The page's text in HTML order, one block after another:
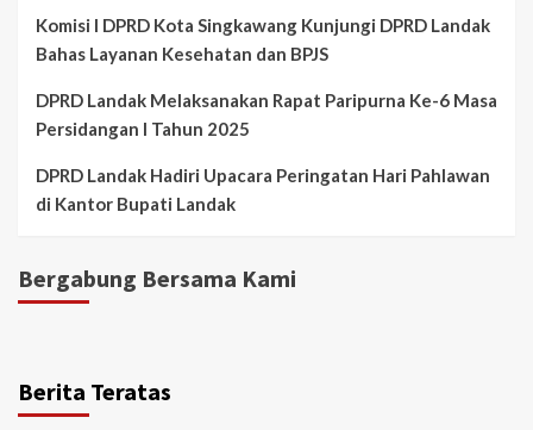
Komisi I DPRD Kota Singkawang Kunjungi DPRD Landak
Bahas Layanan Kesehatan dan BPJS
DPRD Landak Melaksanakan Rapat Paripurna Ke-6 Masa
Persidangan I Tahun 2025
DPRD Landak Hadiri Upacara Peringatan Hari Pahlawan
di Kantor Bupati Landak
Bergabung Bersama Kami
Berita Teratas